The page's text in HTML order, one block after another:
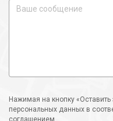
Нажимая на кнопку «Оставить
персональных данных в
соглашением